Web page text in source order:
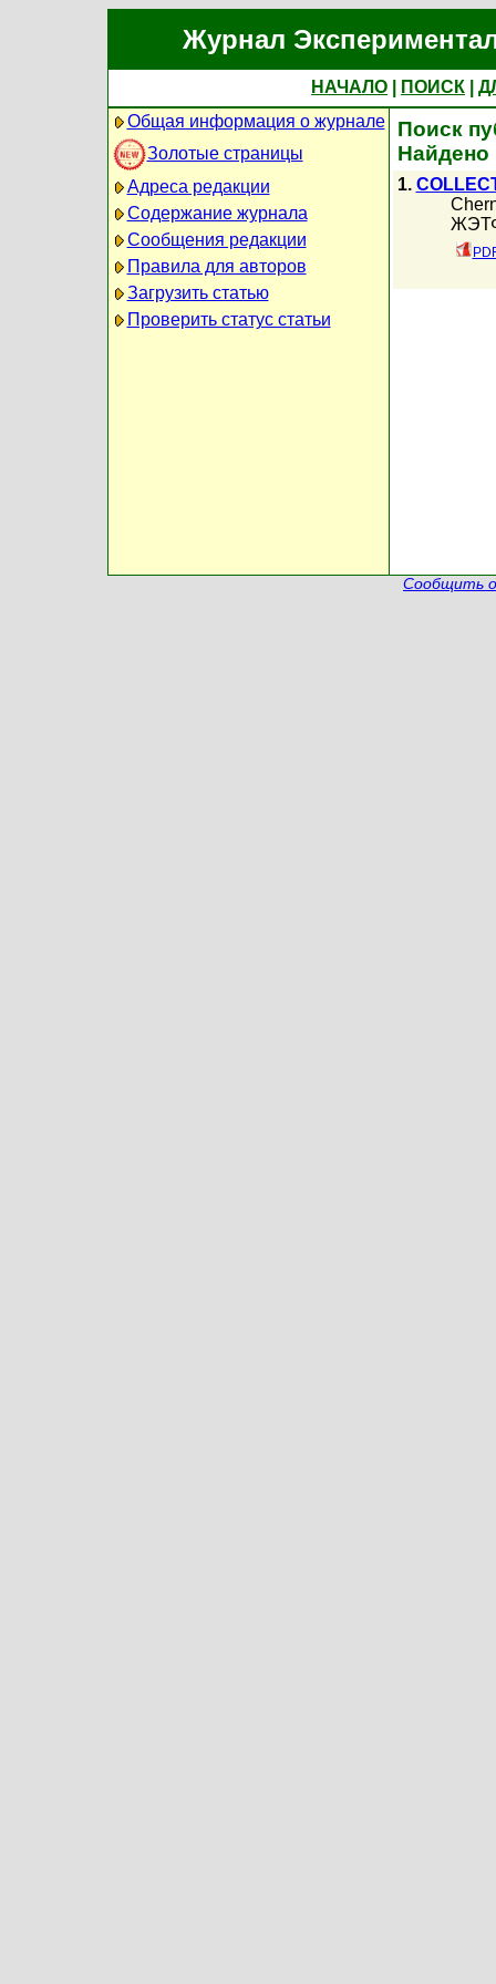
Журнал
НАЧАЛО ПОИСК
Общая информация о журнале
Золотые страницы
Адреса редакции
Содержание журнала
Сообщения редакции
Правила для авторов
Загрузить статью
Проверить статус статьи
Поиск
Найдено
1.
Сообщить о